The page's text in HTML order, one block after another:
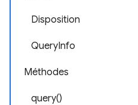
Disposition
QueryInfo
Méthodes
query()